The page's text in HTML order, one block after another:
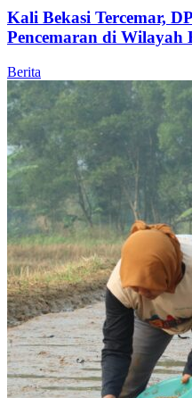
Kali Bekasi Tercemar,
Pencemaran di Wilayah
Berita